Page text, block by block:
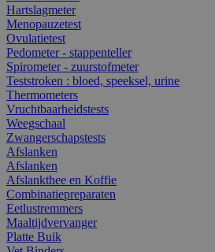
Hartslagmeter
Menopauzetest
Ovulatietest
Pedometer - stappenteller
Spirometer - zuurstofmeter
Teststroken : bloed, speeksel, urine
Thermometers
Vruchtbaarheidstests
Weegschaal
Zwangerschapstests
Afslanken
Afslanken
Afslankthee en Koffie
Combinatiepreparaten
Eetlustremmers
Maaltijdvervanger
Platte Buik